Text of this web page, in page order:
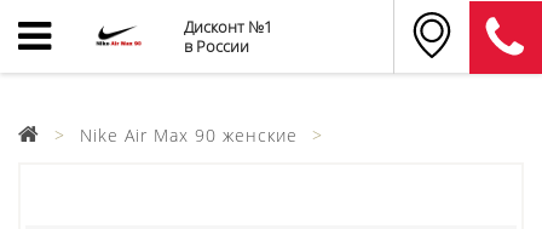
Дисконт №1
в России
Nike Air Max 90 женские